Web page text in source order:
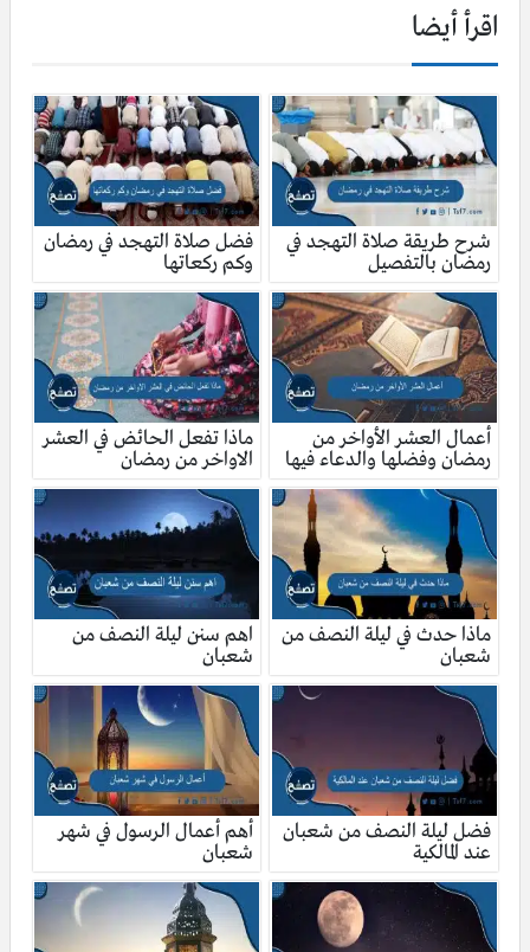
اقرأ أيضا
شرح طريقة صلاة التهجد في
رمضان بالتفصيل
فضل صلاة التهجد في رمضان
وكم ركعاتها
أعمال العشر الأواخر من
رمضان وفضلها والدعاء فيها
ماذا تفعل الحائض في العشر
الاواخر من رمضان
ماذا حدث في ليلة النصف من
شعبان
اهم سنن ليلة النصف من
شعبان
فضل ليلة النصف من شعبان
عند المالكية
أهم أعمال الرسول في شهر
شعبان